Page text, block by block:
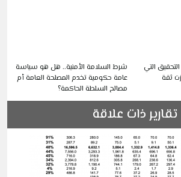
التي
ثقة
شرط السلامة الأمنية.. هل هو سياسة
عامة حكومية تخدم المصلحة العامة أم
مصالح السلطة الحاكمة؟
تقارير ذات علاقة